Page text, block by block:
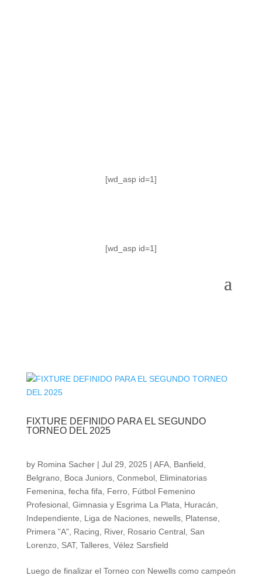
[wd_asp id=1]
[wd_asp id=1]
FIXTURE DEFINIDO PARA EL SEGUNDO
TORNEO DEL 2025
by Romina Sacher| Jul 29, 2025 | AFA, Banfield
Belgrano, Boca Juniors, Conmebol, Eliminatorias
Femenina fecha fifa Ferro, Fútbol Femenino
Profesional, Gimnasia y Esgrima La Plata Huracán
Independiente
Liga de Naciones, newells, Platense
Primera "A", Racing River, Rosario Central, San
Lorenzo, SAT, Talleres, Vélez Sarsfield
Luego de finalizar el Torneo con Newells como campeón